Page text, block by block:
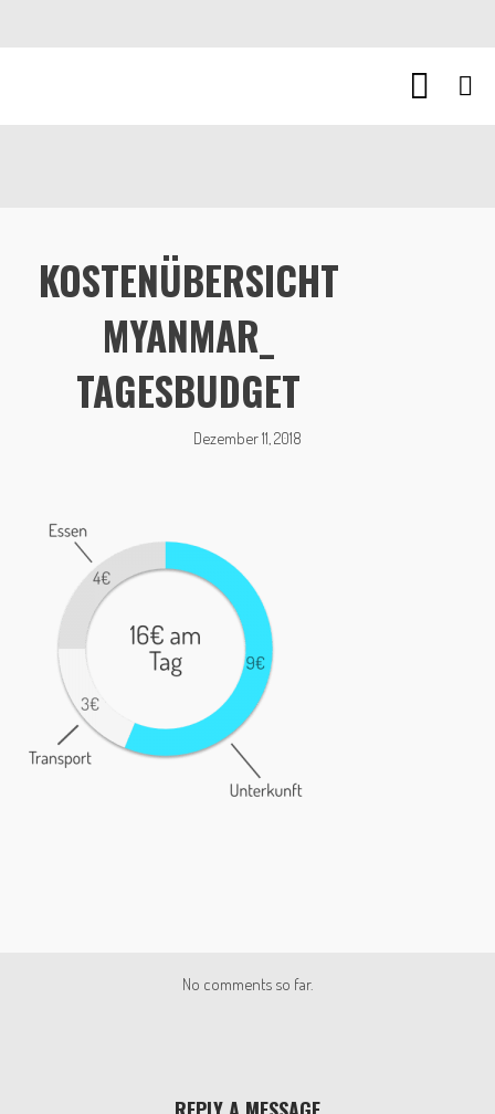
KOSTENÜBERSICHT
MYANMAR_
TAGESBUDGET
Dezember 11, 2018
No comments so far.